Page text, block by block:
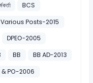
BCS
Various Posts-2015
DPEO-2005
BB
BB AD-2013
& PO-2006